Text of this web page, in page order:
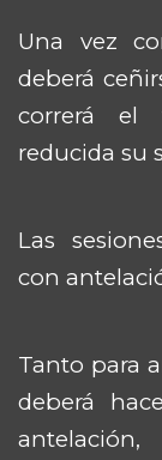
Una vez
deberá
correrá el
reducida su
Las
con
Tanto para
deberá